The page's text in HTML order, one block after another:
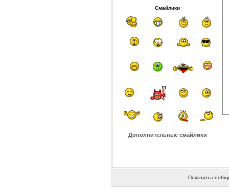
Смайлики
Дополнительные смайлики
Показать